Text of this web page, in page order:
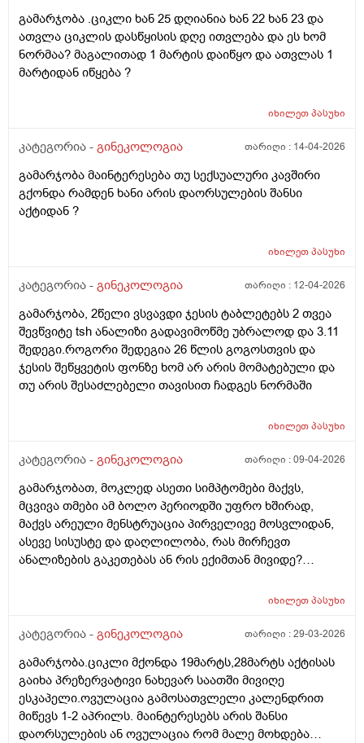
გამარჯობა .ციკლი ხან 25 დღიანია ხან 22 ხან 23 და
ათვლა ციკლის დასწყისის დღე ითვლება და ეს ხომ
ნორმაა? მაგალითად 1 მარტის დაიწყო და ათვლას 1
მარტიდან იწყება ?
იხილეთპასუხი
კატეგორია - გინეკოლოგია თარიღი : 14-04-2026
გამარჯობა მაინტერესება თუ სექსუალური კავშირი
გქონდა რამდენ ხანი არის დაორსულების შანსი
აქტიდან ?
იხილეთპასუხი
კატეგორია - გინეკოლოგია თარიღი : 12-04-2026
გამარჯობა, 2წელი ვსვავდი ჯესის ტაბლეტებს 2 თვეა
შევწვიტე tsh ანალიზი გადავიმოწმე უბრალოდ და 3.11
შედეგი.როგორი შედეგია 26 წლის გოგოსთვის და
ჯესის შეწყვეტის ფონზე ხომ არ არის მომატებული და
თუ არის შესაძლებელი თავისით ჩადგეს ნორმაში
იხილეთპასუხი
კატეგორია - გინეკოლოგია თარიღი :09-04-2026
გამარჯობათ, მოკლედ ასეთი სიმპტომები მაქვს,
მცვივა თმები ამ ბოლო პერიოდში უფრო ხშირად,
მაქვს არეული მენსტრუაცია პირველივე მოსვლიდან,
ასევე სისუსტე და დაღლილობა, რას მირჩევთ
ანალიზების გაკეთებას ან რის ექიმთან მივიდე?
იხილეთპასუხი
კატეგორია - გინეკოლოგია თარიღი :29-03-2026
გამარჯობა.ციკლი მქონდა 19მარტს,28მარტს აქტისას
გაიხა პრეზერვატივი ნახევარ საათში მივიღე
ესკაპელი.ოვულაცია გამოსათვლელი კალენდრით
მიწევს 1-2 აპრილს. მაინტერესებს არის შანსი
დაორსულების ან ოვულაცია რომ მალე მოხდება